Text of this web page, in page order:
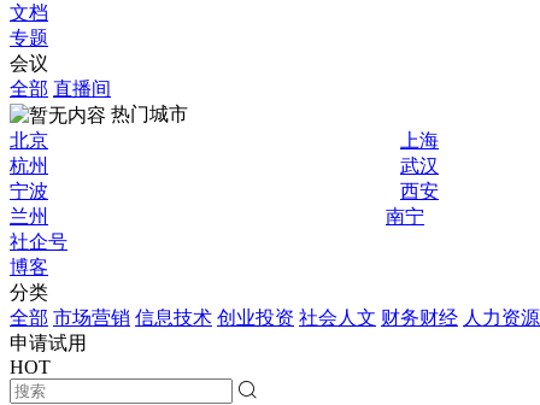
文档
专题
会议
全部 直播间
热门城市
北京
上海
杭州
武汉
宁波
西安
兰州
南宁
社企号
博客
分类
全部 市场营销 信息技术 创业投资 社会人文 财务财经 人力资源
申请试用
HOT